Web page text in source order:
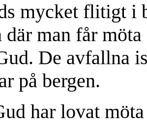
mycket flitigt i
där man får
De avfallna
på bergen.
har lovat